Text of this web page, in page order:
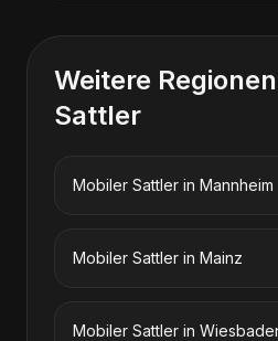
Weitere
Sattler
Mobiler Sattler in Mannheim
Mobiler Sattler in Mainz
Mobiler Sattler in